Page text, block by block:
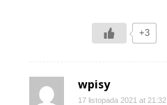
+3
wpisy
17 listopada 2021 at 21:32